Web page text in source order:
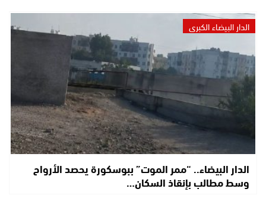
الدار البيضاء الكبرى
الدار البيضاء.. “ممر الموت” ببوسكورة يحصد الأرواح
وسط مطالب بإنقاذ السكان…